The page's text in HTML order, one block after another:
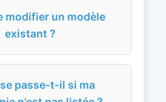
modifier un modèle
existant ?
passe-t-il si ma